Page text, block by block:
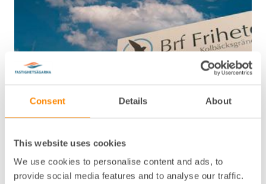
Consent Details About
This website uses cookies
We use cookies to personalise content and ads, to
provide social media features and to analyse our traffic.
Brf:en med energismarta val – från
laddstolpar till byte av elanläggning
"Vi hade inte kompetensen själva. Samarbetet har
fungerat kanonbra".